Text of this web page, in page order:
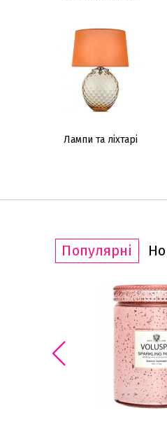
Лампи та ліхтарі
Популярні